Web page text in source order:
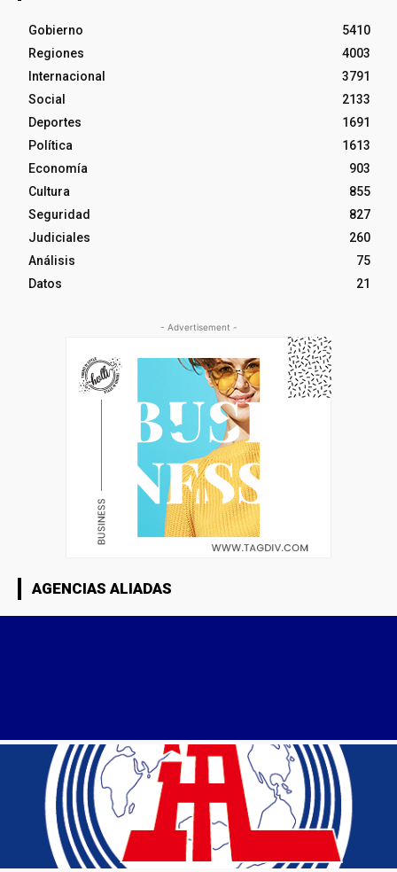
Gobierno
5410
Regiones
4003
Internacional
3791
Social
2133
Deportes
1691
Política
1613
Economía
903
Cultura
855
Seguridad
827
Judiciales
260
Análisis
75
Datos
21
- Advertisement -
AGENCIAS ALIADAS